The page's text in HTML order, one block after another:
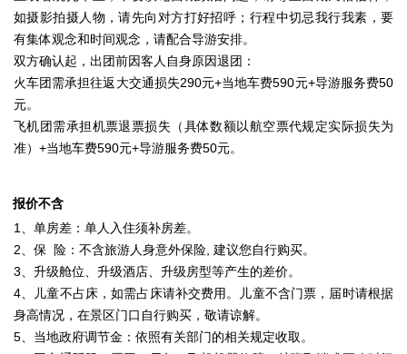
如摄影拍摄人物，请先向对方打好招呼；行程中切忌我行我素，要
有集体观念和时间观念，请配合导游安排。
双方确认起，出团前因客人自身原因退团：
火车团需承担往返大交通损失290元+当地车费590元+导游服务费50
元。
飞机团需承担机票退票损失（具体数额以航空票代规定实际损失为
准）+当地车费590元+导游服务费50元。
报价不含
1、单房差：单人入住须补房差。
2、保 险：不含旅游人身意外保险, 建议您自行购买。
3、升级舱位、升级酒店、升级房型等产生的差价。
4、儿童不占床，如需占床请补交费用。儿童不含门票，届时请根据
身高情况，在景区门口自行购买，敬请谅解。
5、当地政府调节金：依照有关部门的相关规定收取。